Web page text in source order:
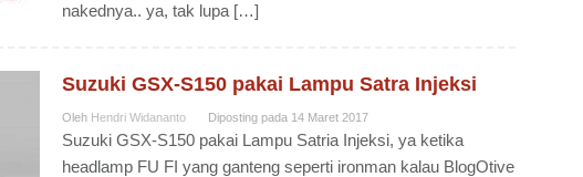
nakednya.. ya, tak lupa […]
Suzuki GSX-S150 pakai Lampu Satra Injeksi
Oleh Hendri Widananto Diposting pada 14 Maret 2017
Suzuki GSX-S150 pakai Lampu Satria Injeksi, ya ketika
headlamp FU FI yang ganteng seperti ironman kalau BlogOtive